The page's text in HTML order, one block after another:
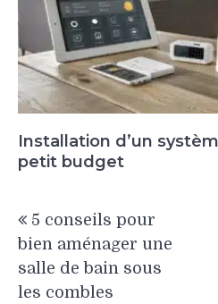
Installation d’un
petit budget
de
l’article
5 conseils pour
bien aménager une
salle de bain sous
les combles